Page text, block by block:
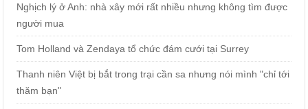
Nghịch lý ở Anh: nhà xây mới rất nhiều nhưng không tìm được
người mua
Tom Holland và Zendaya tổ chức đám cưới tại Surrey
Thanh niên Việt bị bắt trong trại cần sa nhưng nói mình "chỉ tới
thăm bạn"